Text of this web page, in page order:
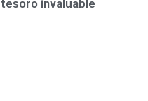
tesoro invaluable